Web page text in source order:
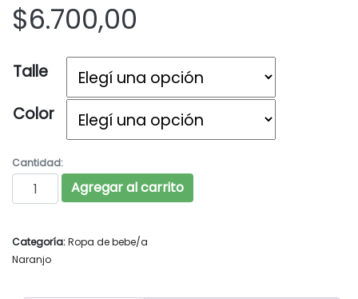
$6.700,00
Talle
Color
Cantidad:
NARANJO Art. 1735 cantidad
Agregar al carrito
Categoría:Ropa de bebe/a
Naranjo